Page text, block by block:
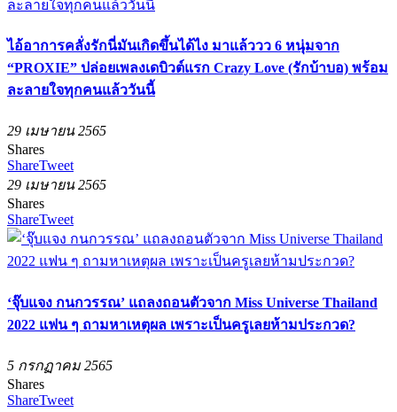
ไอ้อาการคลั่งรักนี่มันเกิดขึ้นได้ไง มาแล้ววว 6 หนุ่มจาก
“PROXIE” ปล่อยเพลงเดบิวต์แรก Crazy Love (รักบ้าบอ) พร้อม
ละลายใจทุกคนแล้ววันนี้
29 เมษายน 2565
Shares
ShareTweet
29 เมษายน 2565
Shares
ShareTweet
‘จุ๊บแจง กนกวรรณ’ แถลงถอนตัวจาก Miss Universe Thailand
2022 แฟน ๆ ถามหาเหตุผล เพราะเป็นครูเลยห้ามประกวด?
5 กรกฏาคม 2565
Shares
ShareTweet